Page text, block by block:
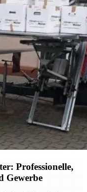
Professionelle,
Gewerbe